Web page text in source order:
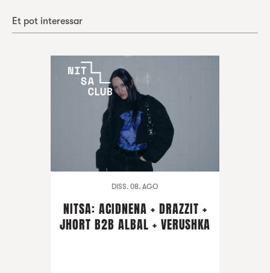
Et pot interessar
DISS. 08. AGO
NITSA: ACIDNENA + DRAZZIT +
JHORT B2B ALBAL + VERUSHKA